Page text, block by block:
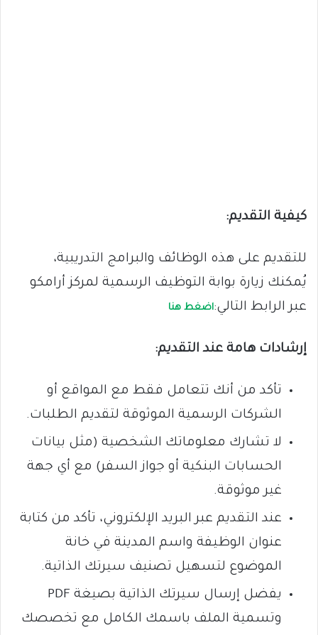
كيفية التقديم:
للتقديم على هذه الوظائف والبرامج التدريبية،
يُمكنك زيارة بوابة التوظيف الرسمية لمركز أرامكو
عبر الرابط التالي:اضغط هنا
إرشادات هامة عند التقديم:
تأكد من أنك تتعامل فقط مع المواقع أو
الشركات الرسمية الموثوقة لتقديم الطلبات.
لا تشارك معلوماتك الشخصية (مثل بيانات
الحسابات البنكية أو جواز السفر) مع أي جهة
غير موثوقة.
عند التقديم عبر البريد الإلكتروني، تأكد من كتابة
عنوان الوظيفة واسم المدينة في خانة
الموضوع لتسهيل تصنيف سيرتك الذاتية.
يفضل إرسال سيرتك الذاتية بصيغة PDF
وتسمية الملف باسمك الكامل مع تخصصك